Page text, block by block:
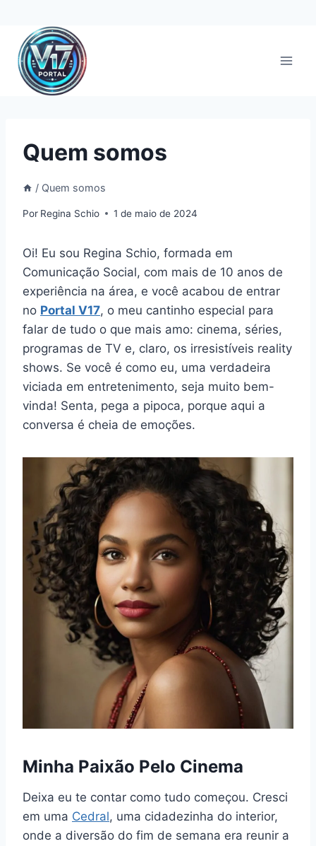
Pular
para
Conteúdo
Quem somos
/ Quem somos
Por Regina Schio 1 de maio de 2024
Oi! Eu sou Regina Schio, formada em
Comunicação Social, com mais de 10 anos de
experiência na área, e você acabou de entrar
no Portal V17, o meu cantinho especial para
falar de tudo o que mais amo: cinema, séries,
programas de TV e, claro, os irresistíveis reality
shows. Se você é como eu, uma verdadeira
viciada em entretenimento, seja muito bem-
vinda! Senta, pega a pipoca, porque aqui a
conversa é cheia de emoções.
Minha Paixão Pelo Cinema
Deixa eu te contar como tudo começou. Cresci
em uma Cedral, uma cidadezinha do interior,
onde a diversão do fim de semana era reunir a